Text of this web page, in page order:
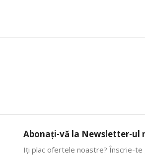
Abonați-vă la Newsletter-ul
Iți plac ofertele noastre? Înscrie-